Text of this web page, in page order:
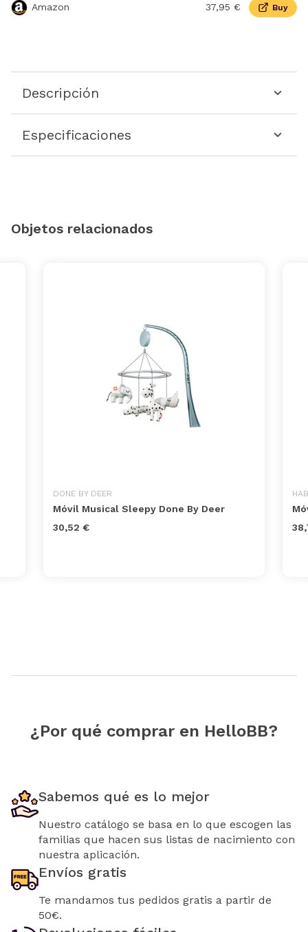
Amazon 37,95 € Buy
Descripción
Especificaciones
Objetos relacionados
DONE BY DEER
Móvil Musical Sleepy Done By Deer
30,52 €
¿Por qué comprar en HelloBB?
Sabemos qué es lo mejor
Nuestro catálogo se basa en lo que escogen las
familias que hacen sus listas de nacimiento con
nuestra aplicación.
Envíos gratis
Te mandamos tus pedidos gratis a partir de
50€.